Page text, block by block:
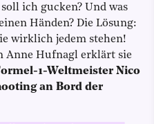
ich gucken? Und was
Händen? Die Lösung:
wirklich jedem stehen!
Anne Hufnagl erklärt sie
1-Weltmeister Nico
an Bord der